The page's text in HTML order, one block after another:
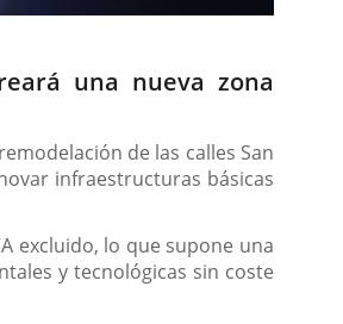
una nueva zona
de las calles San
infraestructuras básicas
excluido, lo que supone una
y tecnológicas sin coste